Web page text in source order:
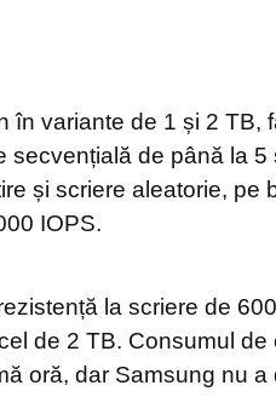
în variante de 1 și 2 TB,
secvențială de până la 5
și scriere aleatorie, pe
IOPS.
la scriere de
de 2 TB. Consumul de
oră, dar Samsung nu a